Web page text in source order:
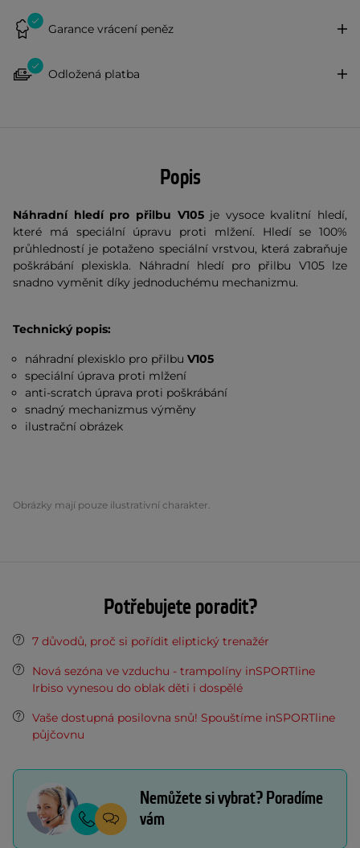
Garance vrácení peněz
Odložená platba
Popis
Náhradní hledí pro přilbu V105je vysoce kvalitní hledí,
které má speciální úpravu proti mlžení. Hledí se 100%
průhledností je potaženo speciální vrstvou, která zabraňuje
poškrábání plexiskla. Náhradní hledí pro přilbu V105 lze
snadno vyměnit díky jednoduchému mechanizmu.
Technický popis:
náhradní plexisklo pro přilbu V105
speciální úprava proti mlžení
anti-scratch úprava proti poškrábání
snadný mechanizmus výměny
ilustrační obrázek
Obrázky mají pouze ilustrativní charakter.
Potřebujete poradit?
7 důvodů, proč si pořídit eliptický trenažér
Nová sezóna ve vzduchu - trampolíny inSPORTline
Irbiso vynesou do oblak děti i dospělé
Vaše dostupná posilovna snů! Spouštíme inSPORTline
půjčovnu
Nemůžete si vybrat? Poradíme
vám